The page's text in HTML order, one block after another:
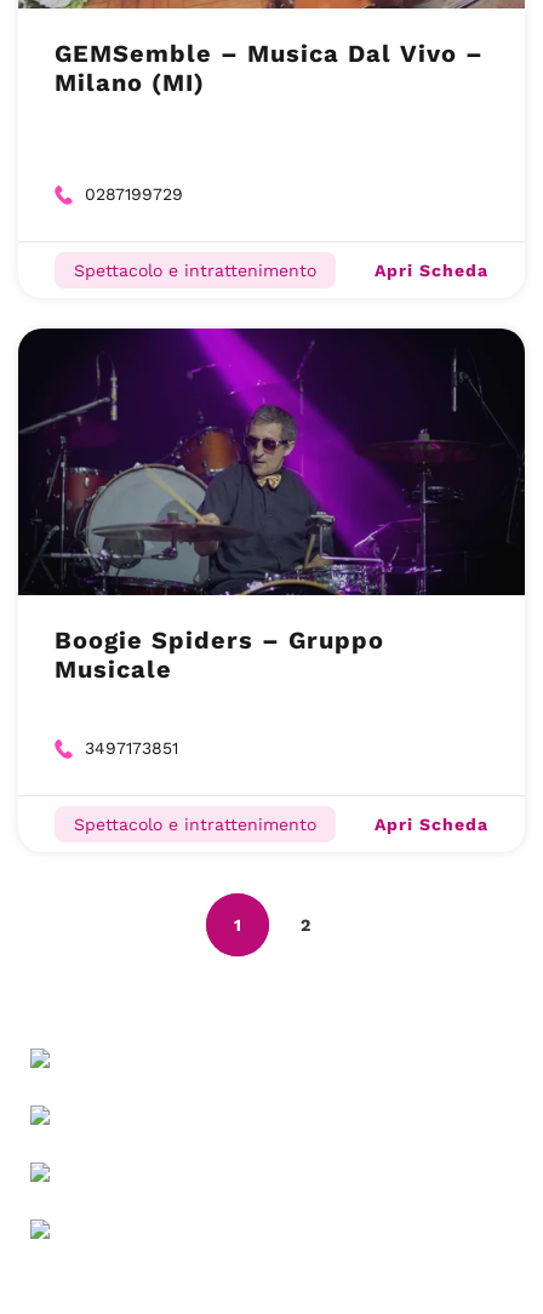
GEMSemble – Musica Dal Vivo –
Milano (MI)
0287199729
Spettacolo e intrattenimento Apri Scheda
Boogie Spiders – Gruppo
Musicale
3497173851
Spettacolo e intrattenimento Apri Scheda
1 2